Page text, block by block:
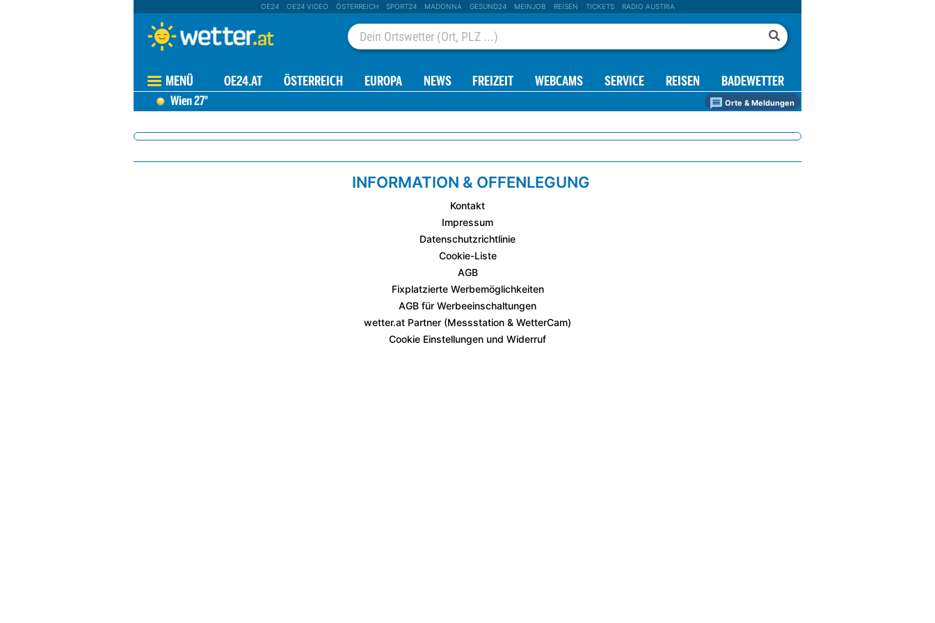
OE24 OE24 VIDEO ÖSTERREICH SPORT24 MADONNA GESUND24 MEINJOB REISEN TICKETS RADIO AUSTRIA
MENÜ OE24.AT ÖSTERREICH EUROPA NEWS FREIZEIT WEBCAMS SERVICE REISEN BADEWETTER
Wien27° Orte & Meldungen
INFORMATION & OFFENLEGUNG
Kontakt
Impressum
Datenschutzrichtlinie
Cookie-Liste
AGB
Fixplatzierte Werbemöglichkeiten
AGB für Werbeeinschaltungen
wetter.at Partner (Messstation & WetterCam)
Cookie Einstellungen und Widerruf